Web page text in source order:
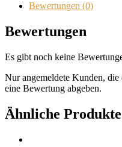
Bewertungen (0)
Bewertungen
Es gibt noch keine
Nur angemeldete Kunden,
eine Bewertung abgeben.
Ähnliche Produkte